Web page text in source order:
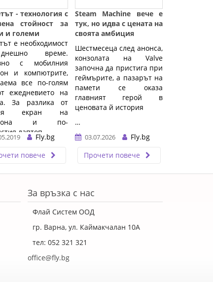
- технология с
стойност за
и големи
е необходимост
време.
с мобилния
и компютрите,
все по-голям
ежедневието на
За разлика от
екран на
и по-
лаптоп, ...…
Fly.bg
повече
Steam Machine вече е
тук, но идва с цената на
своята амбиция
Шестмесеца след анонса,
конзолата на Valve
започна да пристига при
геймърите, а пазарът на
памети се оказа
главният герой в
ценовата й история
…
03.07.2026
Fly.bg
Прочети повече
За връзка с нас
Флай Систем ООД
гр. Варна, ул. Каймакчалан 10А
тел: 052 321 321
office@fly.bg